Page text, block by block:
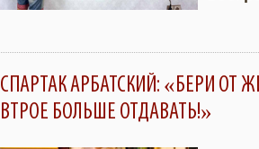
СПАРТАК АРБАТСКИЙ: «БЕРИ ОТ
ВТРОЕ БОЛЬШЕ ОТДАВАТЬ!»